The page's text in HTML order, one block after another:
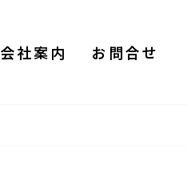
会社案内 お問合せ